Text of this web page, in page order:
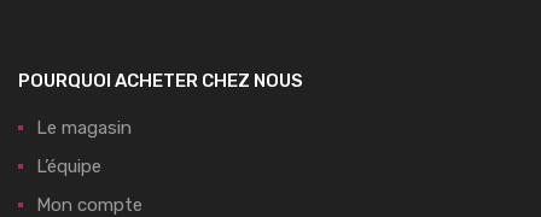
POURQUOI ACHETER CHEZ NOUS
Le magasin
L’équipe
Mon compte